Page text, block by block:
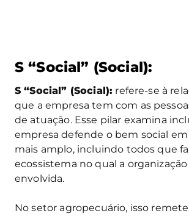
S “Social” (Social):
S “Social” (Social): refere-se à
que a empresa tem com as
de atuação. Esse pilar examina
empresa defende o bem social
mais amplo, incluindo todos que
ecossistema no qual a organização
envolvida.
No setor agropecuário, isso remete